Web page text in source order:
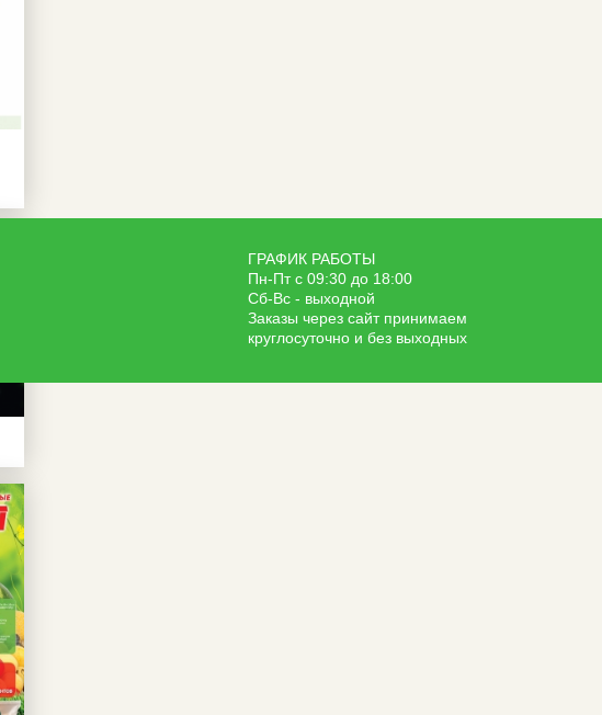
ГРАФИК РАБОТЫ
Пн-Пт с 09:30 до 18:00
Сб-Вс - выходной
Заказы через сайт принимаем
круглосуточно и без выходных